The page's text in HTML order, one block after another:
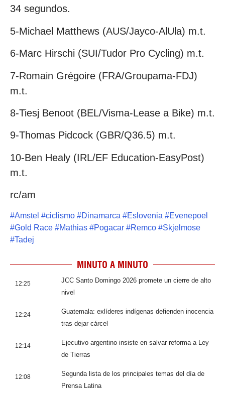
34 segundos.
5-Michael Matthews (AUS/Jayco-AlUla) m.t.
6-Marc Hirschi (SUI/Tudor Pro Cycling) m.t.
7-Romain Grégoire (FRA/Groupama-FDJ)
m.t.
8-Tiesj Benoot (BEL/Visma-Lease a Bike) m.t.
9-Thomas Pidcock (GBR/Q36.5) m.t.
10-Ben Healy (IRL/EF Education-EasyPost)
m.t.
rc/am
#Amstel #ciclismo #Dinamarca #Eslovenia #Evenepoel
#Gold Race #Mathias #Pogacar #Remco #Skjelmose
#Tadej
MINUTO A MINUTO
12:25
JCC Santo Domingo 2026 promete un cierre de alto
nivel
12:24
Guatemala: exlíderes indígenas defienden inocencia
tras dejar cárcel
12:14
Ejecutivo argentino insiste en salvar reforma a Ley
de Tierras
12:08
Segunda lista de los principales temas del día de
Prensa Latina